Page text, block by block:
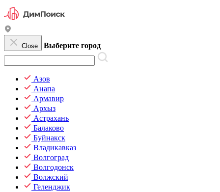
Close Выберите город
Азов
Анапа
Армавир
Архыз
Астрахань
Балаково
Буйнакск
Владикавказ
Волгоград
Волгодонск
Волжский
Геленджик